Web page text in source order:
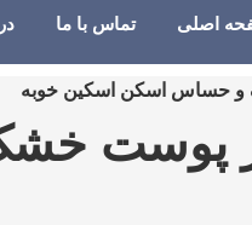
اصلی تماس با ما
و حساس اسکن اسکین خوبه